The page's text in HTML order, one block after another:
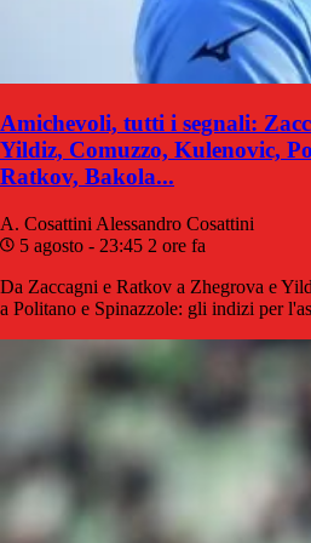
Amichevoli, tutti i segnali:
Yildiz, Comuzzo, Kulenovic,
Ratkov, Bakola...
A. Cosattini Alessandro Cosattini
5 agosto - 23:45 2 ore fa
Da Zaccagni e Ratkov a Zhegrova e
a Politano e Spinazzole: gli indizi per